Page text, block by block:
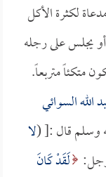
لكثرة الأكل
أو يجلس على رجله
متكئاً متربعاً.
السوائي
وسلم قال :[ (لا
لَقَدْ كَانَ